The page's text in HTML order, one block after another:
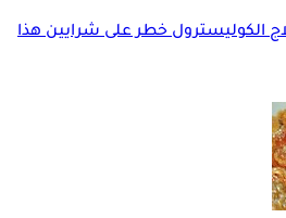
الكوليسترول خطر على شرايين هذا